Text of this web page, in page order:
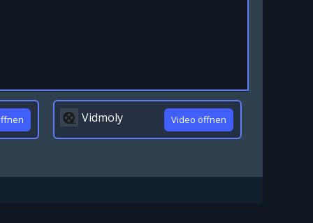
Vidmoly Video öffnen